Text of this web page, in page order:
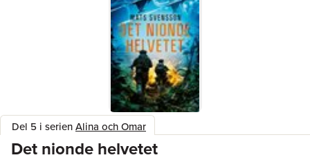
Del 5 i serienAlina och Omar
Det nionde helvetet